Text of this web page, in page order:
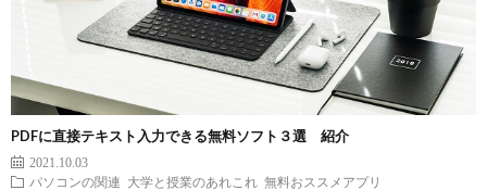
PDFに直接テキスト入力できる無料ソフト３選 紹介
2021.10.03
パソコンの関連
大学と授業のあれこれ 無料おススメアプリ